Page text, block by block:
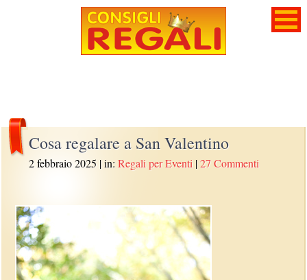
Cosa regalare a San Valentino
2 febbraio 2025 | in:Regali per Eventi |27 Commenti